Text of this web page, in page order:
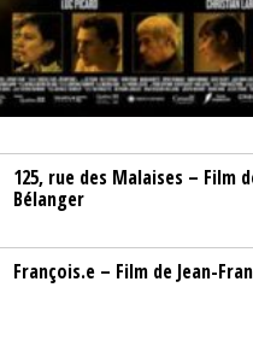
125, rue des Malaises – Film
Bélanger
François.e – Film de Jean-